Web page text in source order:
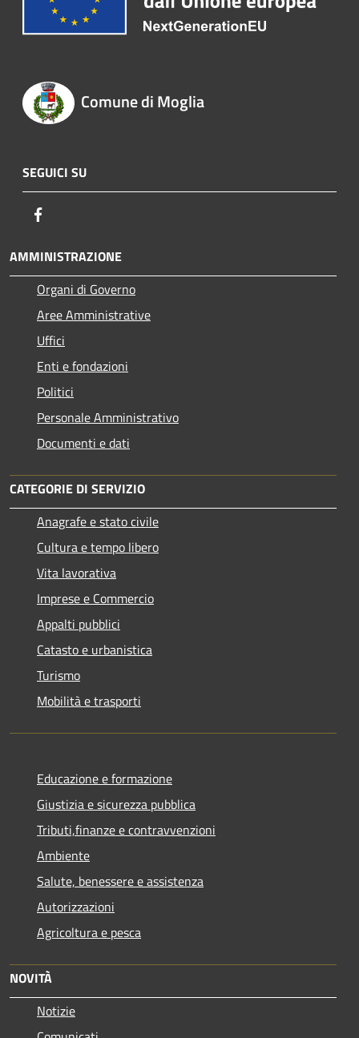
Comune di Moglia
SEGUICI SU
AMMINISTRAZIONE
Organi di Governo
Aree Amministrative
Uffici
Enti e fondazioni
Politici
Personale Amministrativo
Documenti e dati
CATEGORIE DI SERVIZIO
Anagrafe e stato civile
Cultura e tempo libero
Vita lavorativa
Imprese e Commercio
Appalti pubblici
Catasto e urbanistica
Turismo
Mobilità e trasporti
Educazione e formazione
Giustizia e sicurezza pubblica
Tributi,finanze e contravvenzioni
Ambiente
Salute, benessere e assistenza
Autorizzazioni
Agricoltura e pesca
NOVITÀ
Notizie